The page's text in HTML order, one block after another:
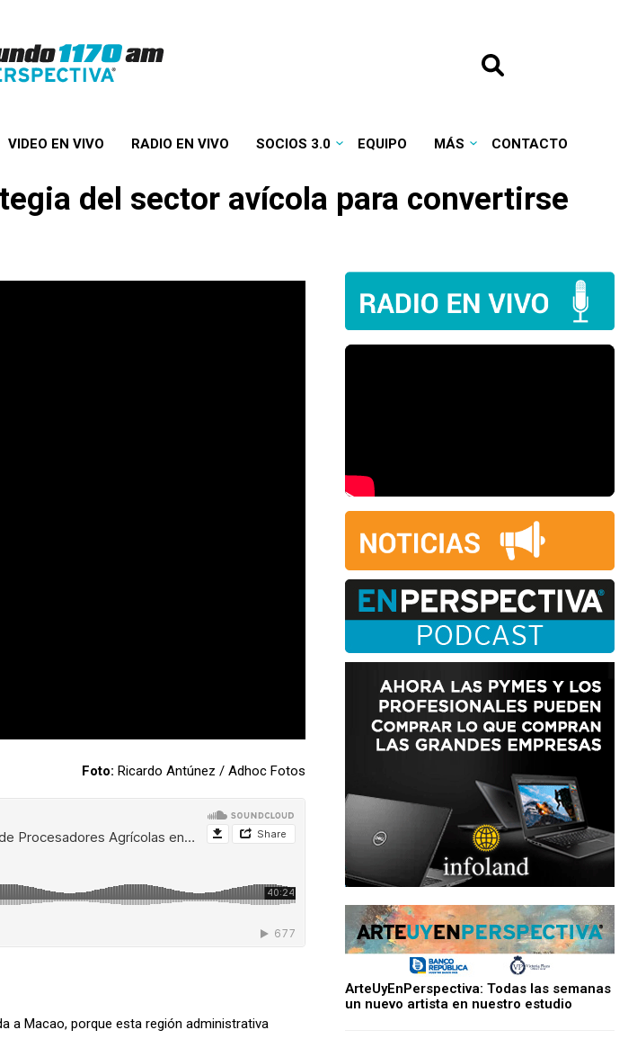
VIDEO EN VIVO RADIO EN VIVO SOCIOS 3.0 EQUIPO MÁS CONTACTO
del sector avícola para convertirse
Foto: Ricardo Antúnez / Adhoc Fotos
a Macao, porque esta región administrativa
ArteUyEnPerspectiva: Todas las semanas
un nuevo artista en nuestro estudio